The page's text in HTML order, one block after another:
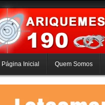
Página Inicial Quem Somos